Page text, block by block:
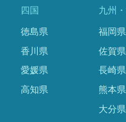
四国
徳島県
香川県
愛媛県
高知県
九州
福岡県
佐賀県
長崎県
熊本県
大分県